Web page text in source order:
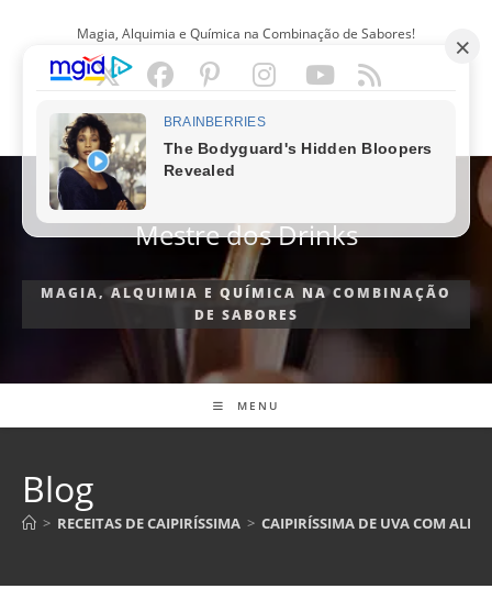
Magia, Alquimia e Química na Combinação de Sabores!
PORTUGUÊS
Mestre dos Drinks
MAGIA, ALQUIMIA E QUÍMICA NA COMBINAÇÃO
DE SABORES
MENU
Blog
> RECEITAS DE CAIPIRÍSSIMA > CAIPIRÍSSIMA DE UVA COM